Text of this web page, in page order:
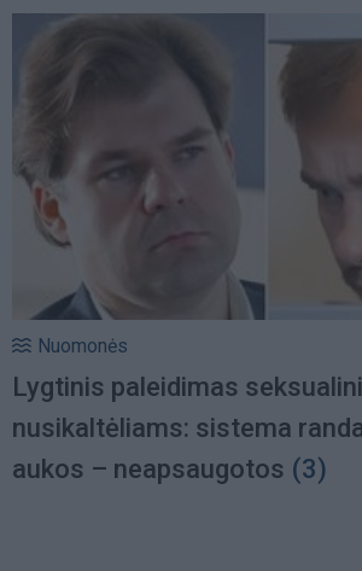
Nuomonės
Lygtinis paleidimas
nusikaltėliams: sistema
aukos – neapsaugotos (3)